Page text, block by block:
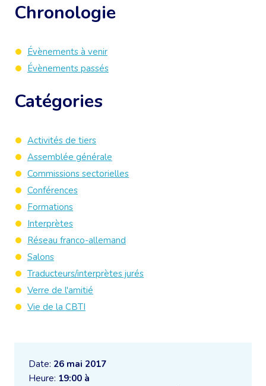
Date: 26 mai 2017
Heure: 19:00 à
Chronologie
Évènements à venir
Évènements passés
Catégories
Activités de tiers
Assemblée générale
Commissions sectorielles
Conférences
Formations
Interprètes
Réseau franco-allemand
Salons
Traducteurs/interprètes jurés
Verre de l'amitié
Vie de la CBTI